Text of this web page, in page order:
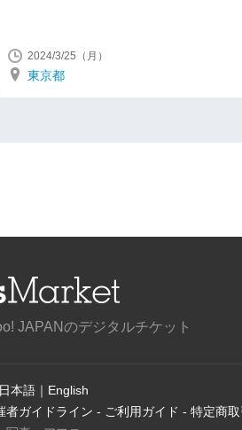
2024/3/25（月）
東京都
JAPANのデジタルチケット
日本語 ｜ English
者ガイドライン - ご利用ガイド - 特定商